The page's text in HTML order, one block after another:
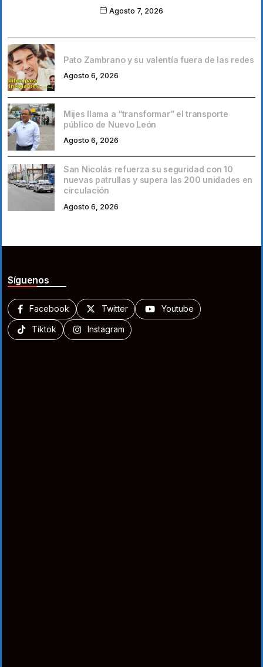
Agosto 7, 2026
Pato Zambrano y su valentía fuera de las redes
Agosto 6, 2026
Mijes llama a “transformar” el transporte
público de Nuevo León
Agosto 6, 2026
San Nicolás refuerza su seguridad con 10
nuevas patrullas y supera las 200 unidades en
circulación
Agosto 6, 2026
Síguenos
Facebook Twitter Youtube
Tiktok Instagram